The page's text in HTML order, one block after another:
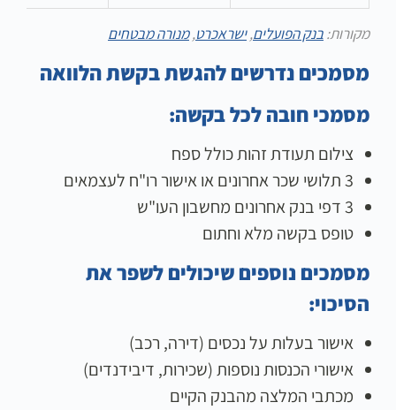
מקורות:בנק הפועלים,ישראכרט,מנורה מבטחים
מסמכים נדרשים להגשת בקשת הלוואה
מסמכי חובה לכל בקשה:
צילום תעודת זהות כולל ספח
3 תלושי שכר אחרונים או אישור רו"ח לעצמאים
3 דפי בנק אחרונים מחשבון העו"ש
טופס בקשה מלא וחתום
מסמכים נוספים שיכולים לשפר את
הסיכוי:
אישור בעלות על נכסים (דירה, רכב)
אישורי הכנסות נוספות (שכירות, דיבידנדים)
מכתבי המלצה מהבנק הקיים